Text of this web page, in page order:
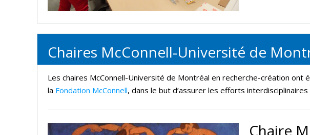
Chaires McConnell-Université de
Les chaires McConnell-Université de Montréal en recherche-création
la Fondation McConnell, dans le but d’assurer les efforts
Chaire